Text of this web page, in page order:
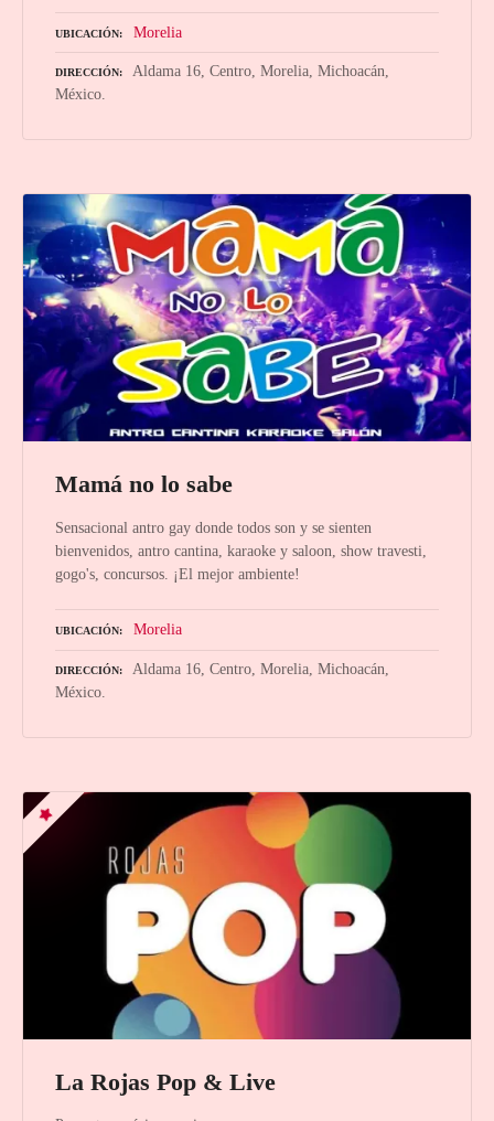
UBICACIÓN Morelia
DIRECCIÓN
Aldama 16, Centro, Morelia, Michoacán,
México.
Mamá no lo sabe
Sensacional antro gay donde todos son y se sienten
bienvenidos, antro cantina, karaoke y saloon, show travesti,
gogo's, concursos. ¡El mejor ambiente!
UBICACIÓN Morelia
DIRECCIÓN
Aldama 16, Centro, Morelia, Michoacán,
México.
La Rojas Pop & Live